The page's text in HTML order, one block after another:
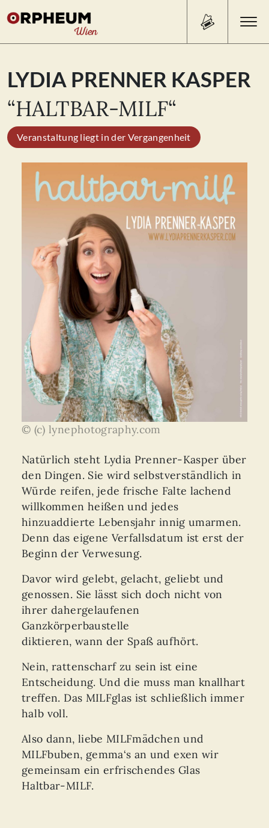
Search
for:
Search Button
PROGRAMM/TICKETS
ÜBER UNS
KONTAKT
LYDIA PRENNER KASPER
“HALTBAR-MILF“
Veranstaltung liegt in der Vergangenheit
© (c) lynephotography.com
Natürlich steht Lydia Prenner-Kasper über
den Dingen. Sie wird selbstverständlich in
Würde reifen, jede frische Falte lachend
willkommen heißen und jedes
hinzuaddierte Lebensjahr innig umarmen.
Denn das eigene Verfallsdatum ist erst der
Beginn der Verwesung.
Davor wird gelebt, gelacht, geliebt und
genossen. Sie lässt sich doch nicht von
ihrer dahergelaufenen
Ganzkörperbaustelle
diktieren, wann der Spaß aufhört.
Nein, rattenscharf zu sein ist eine
Entscheidung. Und die muss man knallhart
treffen. Das MILFglas ist schließlich immer
halb voll.
Also dann, liebe MILFmädchen und
MILFbuben, gemma‘s an und exen wir
gemeinsam ein erfrischendes Glas
Haltbar-MILF.